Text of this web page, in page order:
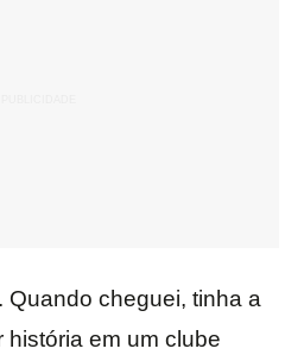
Quando cheguei, tinha a
em um clube